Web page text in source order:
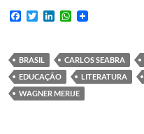
F
b
o
o
k
T
t
e
r
e
d
I
n
W
s
A
p
p
BRASIL CARLOS SEABRA
EDUCAÇÃO
LITERATURA
WAGNER MERIJE